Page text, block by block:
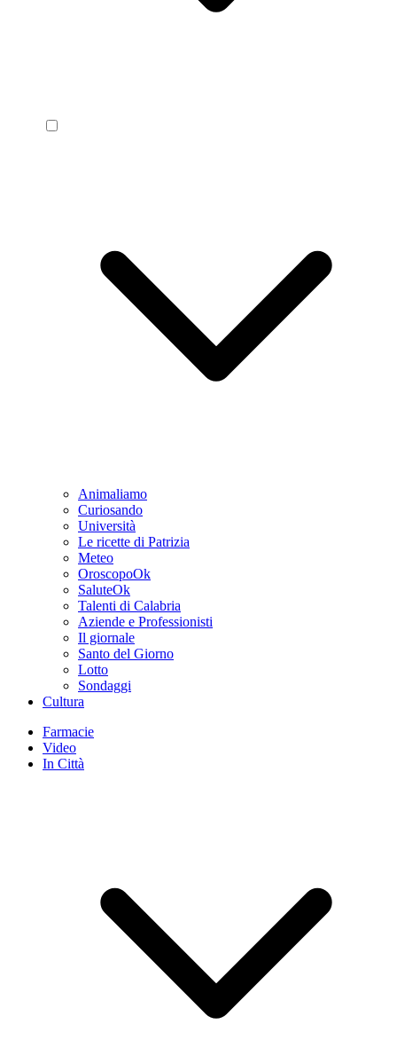
Animaliamo
Curiosando
Università
Le ricette di Patrizia
Meteo
OroscopoOk
SaluteOk
Talenti di Calabria
Aziende e Professionisti
Il giornale
Santo del Giorno
Lotto
Sondaggi
Cultura
Farmacie
Video
In Città